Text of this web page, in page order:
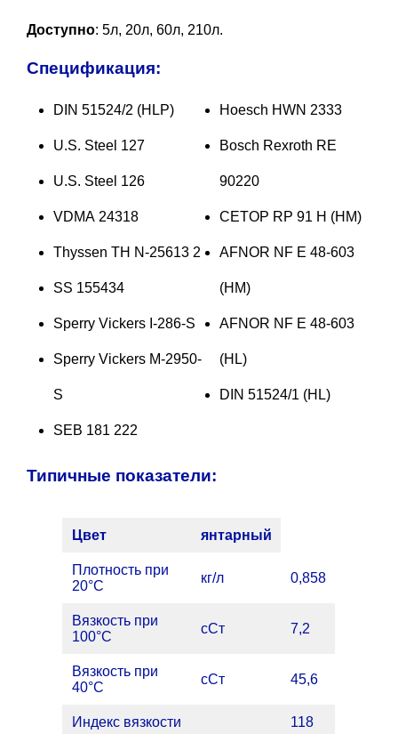
Доступно: 5л, 20л, 60л, 210л.
Спецификация:
DIN 51524/2 (HLP)
U.S. Steel 127
U.S. Steel 126
VDMA 24318
Thyssen TH N-25613 2
SS 155434
Sperry Vickers I-286-S
Sperry Vickers M-2950-
S
SEB 181 222
Hoesch HWN 2333
Bosch Rexroth RE
90220
CETOP RP 91 H (HM)
AFNOR NF E 48-603
(HM)
AFNOR NF E 48-603
(HL)
DIN 51524/1 (HL)
Типичные показатели:
Цвет янтарный
Плотность при
20°C
кг/л 0,858
Вязкость при
100°C
сСт 7,2
Вязкость при
40°C
сСт 45,6
Индекс вязкости 118